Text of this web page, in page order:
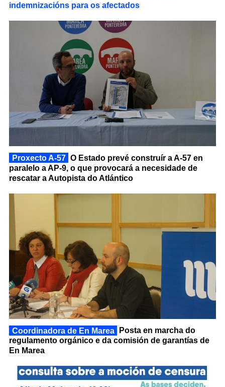
indemnizacións para os afectados
Proxecto A-57 O Estado prevé construír a A-57 en
paralelo a AP-9, o que provocará a necesidade de
rescatar a Autopista do Atlántico
Coordinadora de En Marea
Posta en marcha do
regulamento orgánico e da comisión de garantías de
En Marea